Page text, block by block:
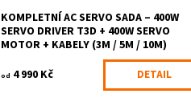
KOMPLETNÍ AC SERVO SADA – 400W
SERVO DRIVER T3D + 400W SERVO
MOTOR + KABELY (3M / 5M / 10M)
od 4 990 Kč DETAIL